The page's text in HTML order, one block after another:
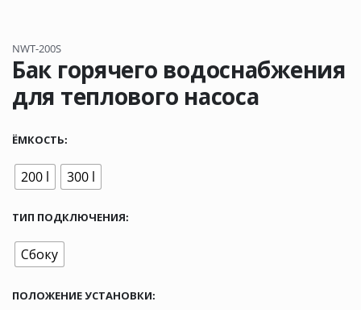
NWT-200S
Бак горячего водоснабжения
для теплового насоса
ЁМКОСТЬ
200 l 300 l
ТИП ПОДКЛЮЧЕНИЯ
Сбоку
ПОЛОЖЕНИЕ УСТАНОВКИ